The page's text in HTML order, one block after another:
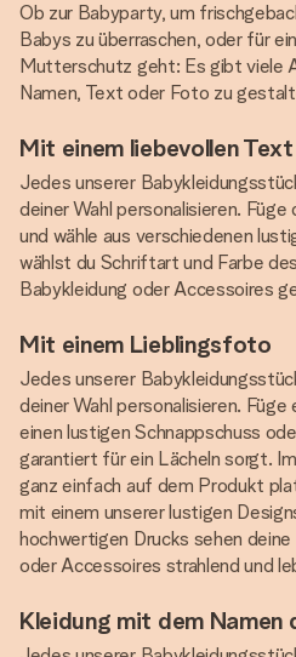
Ob zur Babyparty, um
Babys zu überraschen, oder für
Mutterschutz geht: Es gibt viele
Namen, Text oder Foto zu
Mit einem liebevollen Text
Jedes unserer
deiner Wahl personalisieren.
und wähle aus verschiedenen
wählst du Schriftart und Farbe
Babykleidung oder Accessoires
Mit einem Lieblingsfoto
Jedes unserer
deiner Wahl personalisieren.
einen lustigen Schnappschuss
garantiert für ein Lächeln sorgt.
ganz einfach auf dem Produkt
mit einem unserer lustigen
hochwertigen Drucks sehen
oder Accessoires strahlend und
Kleidung mit dem Namen